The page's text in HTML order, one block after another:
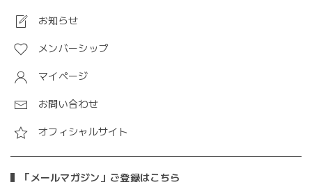
お知らせ
メンバーシップ
マイページ
お問い合わせ
オフィシャルサイト
「メールマガジン」ご登録はこちら